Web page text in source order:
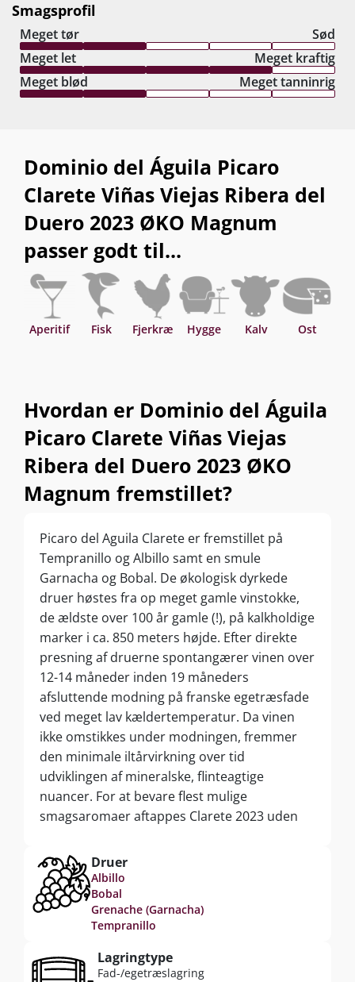
Smagsprofil
Meget tør
Sød
Meget let
Meget kraftig
Meget blød
Meget tanninrig
Dominio del Águila Picaro
Clarete Viñas Viejas Ribera del
Duero 2023 ØKO Magnum
passer godt til...
Aperitif Fisk Fjerkræ Hygge Kalv Ost
Hvordan er Dominio del Águila
Picaro Clarete Viñas Viejas
Ribera del Duero 2023 ØKO
Magnum fremstillet?
Picaro del Aguila Clarete er fremstillet på
Tempranillo og Albillo samt en smule
Garnacha og Bobal. De økologisk dyrkede
druer høstes fra op meget gamle vinstokke,
de ældste over 100 år gamle (!), på kalkholdige
marker i ca. 850 meters højde. Efter direkte
presning af druerne spontangærer vinen over
12-14 måneder inden 19 måneders
afsluttende modning på franske egetræsfade
ved meget lav kældertemperatur. Da vinen
ikke omstikkes under modningen, fremmer
den minimale iltårvirkning over tid
udviklingen af mineralske, flinteagtige
nuancer. For at bevare flest mulige
smagsaromaer aftappes Clarete 2023 uden
bundfald kan forekomme.
Druer
Albillo
Bobal
Grenache (Garnacha)
Tempranillo
Lagringtype
Fad-/egetræslagring